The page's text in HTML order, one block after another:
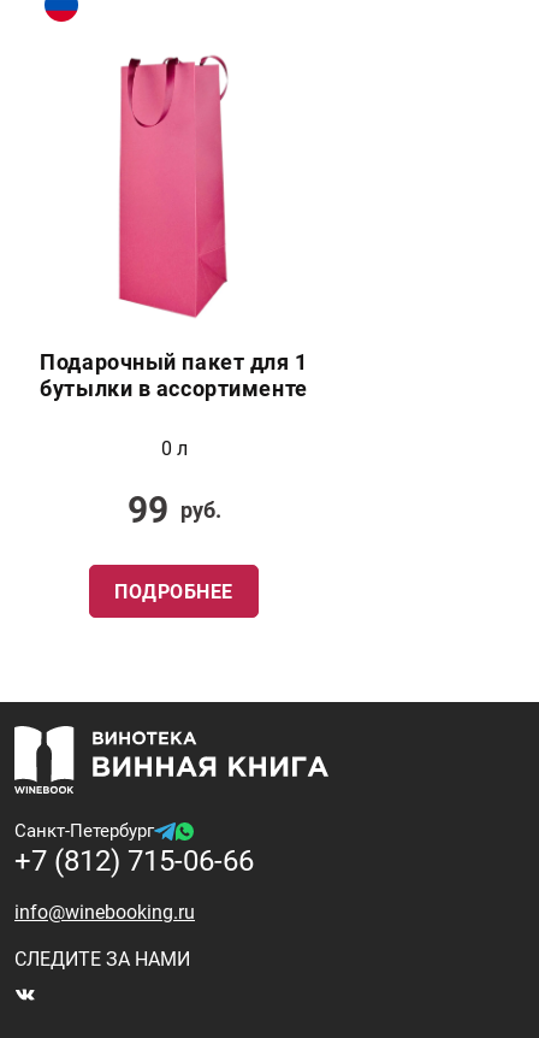
Подарочный пакет для 1
бутылки в ассортименте
0 л
99 руб.
ПОДРОБНЕЕ
Санкт-Петербург
+7 (812) 715-06-66
info@winebooking.ru
СЛЕДИТЕ ЗА НАМИ